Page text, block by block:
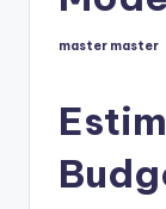
Posted
master master